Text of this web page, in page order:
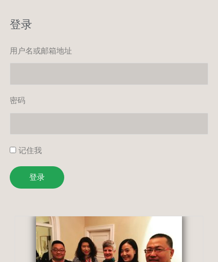
登录
用户名或邮箱地址
密码
记住我
登录